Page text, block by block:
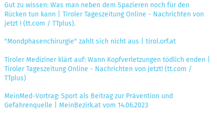
Gut zu wissen: Was man neben dem Spazieren noch für den
Rücken tun kann | Tiroler Tageszeitung Online - Nachrichten von
jetzt ! (tt.com / TTplus).
"Mondphasenchirurgie" zahlt sich nicht aus | tirol.orf.at
Tiroler Mediziner klärt auf: Wann Kopfverletzungen tödlich enden |
Tiroler Tageszeitung Online - Nachrichten von jetzt! (tt.com /
TTplus)
MeinMed-Vortrag: Sport als Beitrag zur Prävention und
Gefahrenquelle | MeinBezirk.at vom 14.06.2023